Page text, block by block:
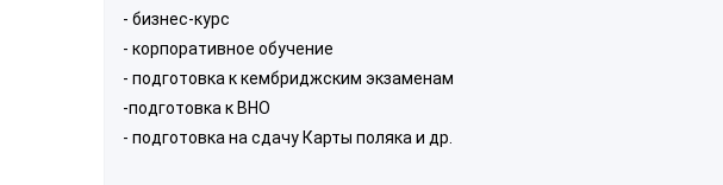
- бизнес-курс
- корпоративное обучение
- подготовка к кембриджским экзаменам
-подготовка к ВНО
- подготовка на сдачу Карты поляка и др.